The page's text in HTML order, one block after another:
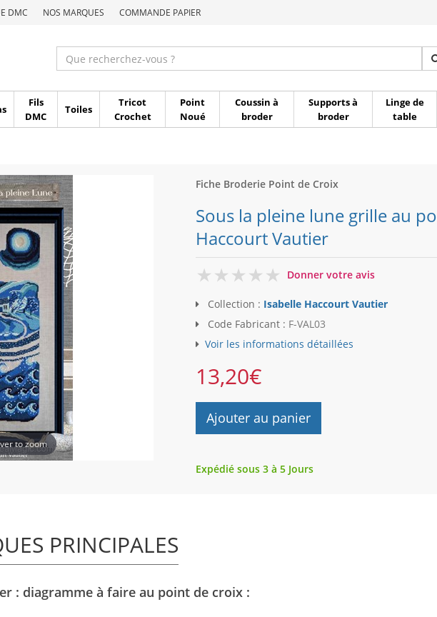
DMC NOS MARQUES COMMANDE PAPIER
Fils
DMC
Toiles
Tricot
Crochet
Point
Noué
Coussin à
broder
Supports à
broder
Linge de
table
to zoom
Fiche Broderie Point de Croix
Sous la pleine lune grille au
Haccourt Vautier
0
Donner votre avis
Collection : Isabelle Haccourt Vautier
Code Fabricant : F-VAL03
Voir les informations détaillées
13,20€
Ajouter au panier
Expédié sous 3 à 5 Jours
PRINCIPALES
: diagramme à faire au point de croix :